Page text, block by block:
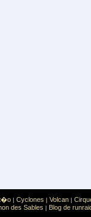
| Cyclones | Volcan |
des Sables | Blog de